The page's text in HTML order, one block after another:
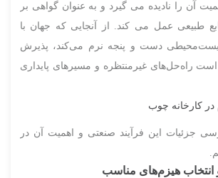
آن را نادیده می گیرد و به عنوان گواهی بر
طبیعی عمل می کند. از آنجایی که جهان با
دست و پنجه نرم می‌کند، پذیرش
راه‌حل‌های غیرمنتظره و مسیرهای پایداری
جزئیات این فرآیند صنعتی و اهمیت آن در
انتخاب هیزم‌های مناسب